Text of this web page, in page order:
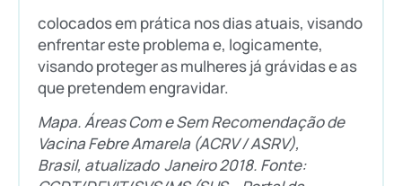
colocados em prática nos dias atuais, visando
enfrentar este problema e, logicamente,
visando proteger as mulheres já grávidas e as
que pretendem engravidar.
Mapa. Áreas Com e Sem Recomendação de
Vacina Febre Amarela (ACRV / ASRV),
Brasil, atualizado Janeiro 2018. Fonte: